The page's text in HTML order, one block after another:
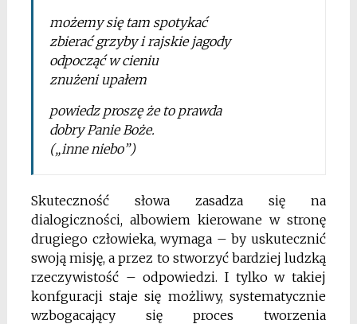
możemy się tam spotykać
zbierać grzyby i rajskie jagody
odpocząć w cieniu
znużeni upałem
powiedz proszę że to prawda
dobry Panie Boże.
(„inne niebo”)
Skuteczność słowa zasadza się na
dialogiczności, albowiem kierowane w stronę
drugiego człowieka,wymaga – by uskutecznić
swoją misję, a przez to stworzyć bardziej ludzką
rzeczywistość – odpowiedzi. I tylko w takiej
konfguracji staje się możliwy, systematycznie
wzbogacający się proces tworzenia